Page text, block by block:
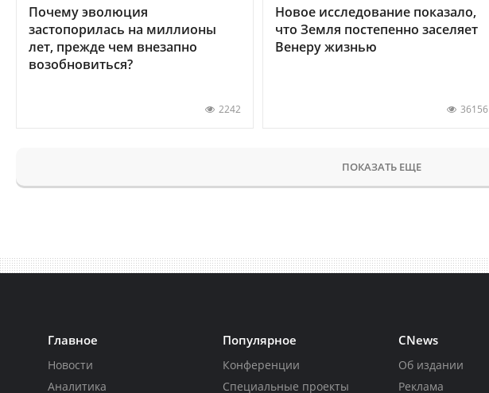
Почему эволюция
застопорилась на миллионы
лет, прежде чем внезапно
возобновиться?
2242
Новое исследование показало,
что Земля постепенно заселяет
Венеру жизнью
36156
ПОКАЗАТЬ ЕЩЕ
Главное
Новости
Аналитика
Популярное
Конференции
Специальные проекты
CNews
Об издании
Реклама